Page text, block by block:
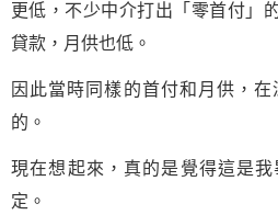
更低，不少中介打出「零首付」
貸款，月供也低。
因此當時同樣的首付和月供，
的。
現在想起來，真的是覺得這是
定。